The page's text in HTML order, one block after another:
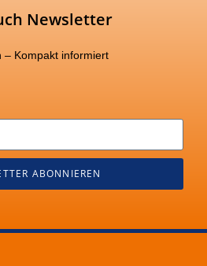
Newsletter
– Kompakt informiert
ABONNIEREN